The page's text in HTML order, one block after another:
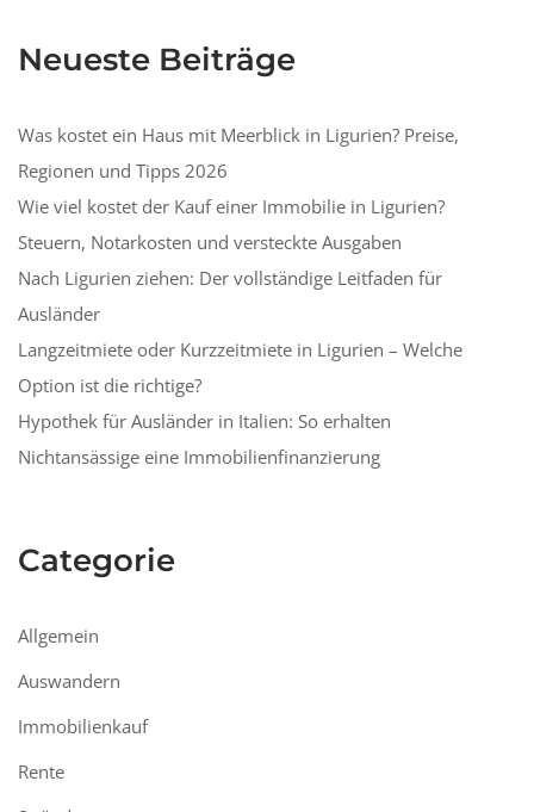
Neueste Beiträge
Was kostet ein Haus mit Meerblick in Ligurien? Preise,
Regionen und Tipps 2026
Wie viel kostet der Kauf einer Immobilie in Ligurien?
Steuern, Notarkosten und versteckte Ausgaben
Nach Ligurien ziehen: Der vollständige Leitfaden für
Ausländer
Langzeitmiete oder Kurzzeitmiete in Ligurien – Welche
Option ist die richtige?
Hypothek für Ausländer in Italien: So erhalten
Nichtansässige eine Immobilienfinanzierung
Categorie
Allgemein
Auswandern
Immobilienkauf
Rente